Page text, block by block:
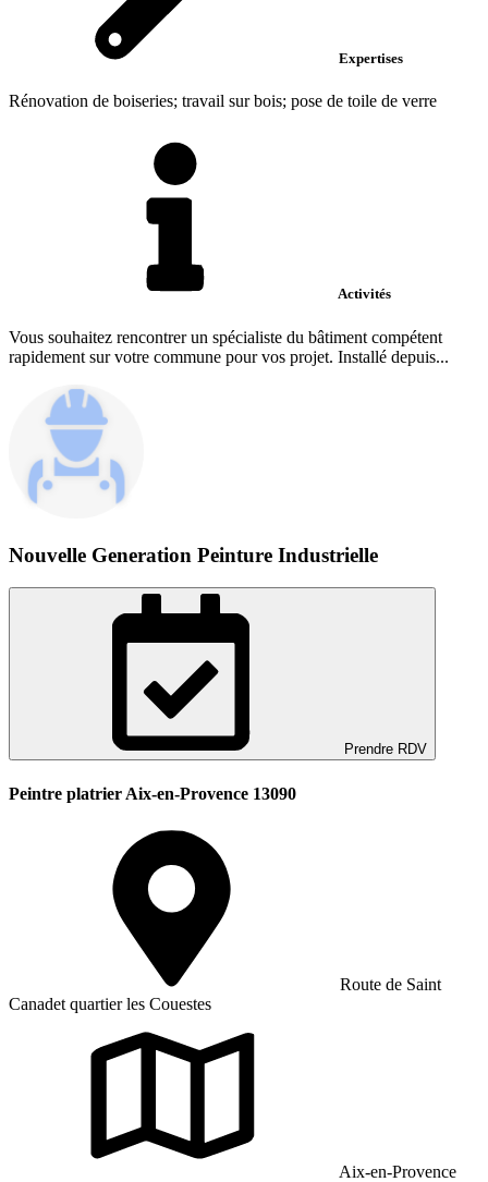
Expertises
Rénovation de boiseries; travail sur bois; pose de toile de verre
Activités
Vous souhaitez rencontrer un spécialiste du bâtiment compétent
rapidement sur votre commune pour vos projet. Installé depuis...
Nouvelle Generation Peinture Industrielle
Prendre RDV
Peintre platrier Aix-en-Provence 13090
Route de Saint
Canadet quartier les Couestes
Aix-en-Provence